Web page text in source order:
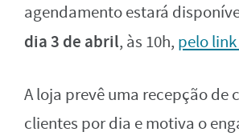
agendamento estará
dia 3 de abril, às 10h, pelo
A loja prevê uma recepção de
clientes por dia e motiva o